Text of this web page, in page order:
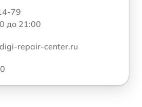
79
до 21:00
repair-center.ru